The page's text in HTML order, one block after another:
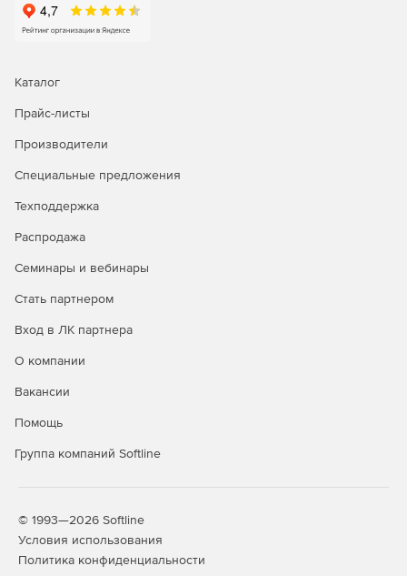
«КоКон»– справочник по коэффициентам
концентрации напряжений и коэффициентам
«Куст»
SCAD Office соответствует следующим строительным
(СНиП II-7-81*), СП 22.13330.2016 (СНиП 2.02.01-83*), СП
63.13330.2012 (СНиП 52-01-2003) СП 16.13330.2017 (СНиП II-
(СНиП 2.02.03-85*), СП 64.13330.2011 (СНиП II-25-80), ГОСТ
ГОСТ P ИCO/MЭK 12119-2000, что
подтверждено
сертификации программной продукции в строительстве,
действующим до 31 января 2021г.
Каталог
Прайс-листы
Производители
Специальные предложения
Техподдержка
Распродажа
Семинары и вебинары
Стать партнером
Вход в ЛК партнера
О компании
Вакансии
Помощь
Группа компаний Softline
© 1993—2026 Softline
Условия использования
Политика конфиденциальности